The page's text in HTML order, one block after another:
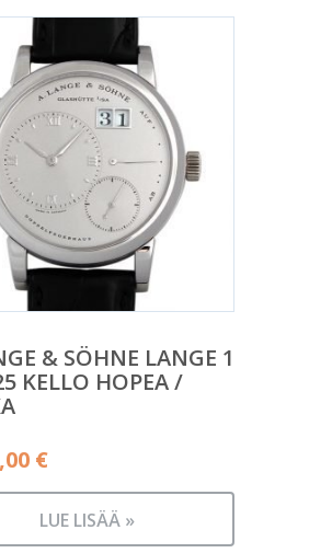
& SÖHNE LANGE 1
KELLO HOPEA /
€
LUE LISÄÄ »